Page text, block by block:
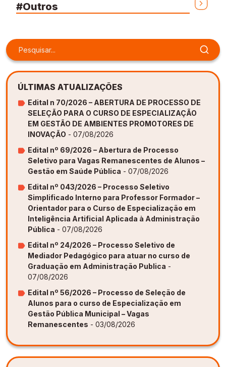
#Outros
ÚLTIMAS ATUALIZAÇÕES
Edital n 70/2026 – ABERTURA DE PROCESSO DE
SELEÇÃO PARA O CURSO DE ESPECIALIZAÇÃO
EM GESTÃO DE AMBIENTES PROMOTORES DE
INOVAÇÃO - 07/08/2026
Edital nº 69/2026 – Abertura de Processo
Seletivo para Vagas Remanescentes de Alunos –
Gestão em Saúde Pública - 07/08/2026
Edital nº 043/2026 – Processo Seletivo
Simplificado Interno para Professor Formador –
Orientador para o Curso de Especialização em
Inteligência Artificial Aplicada à Administração
Pública - 07/08/2026
Edital nº 24/2026 – Processo Seletivo de
Mediador Pedagógico para atuar no curso de
Graduação em Administração Publica -
07/08/2026
Edital nº 56/2026 – Processo de Seleção de
Alunos para o curso de Especialização em
Gestão Pública Municipal – Vagas
Remanescentes - 03/08/2026
Gestão de Ambientes Promotores de Inovação
Especialização em Gestão de Ambientes de
Aprendizagem [PDE]
Docência na Educação Infantil [DINF]
Gestão Escolar [GESC]
Gestão de Ambientes Promotores de Inovação
Especialização em Gestão de Ambientes de
Aprendizagem [PDE]
Docência na Educação Infantil [DINF]
Gestão Escolar [GESC]
Gestão de Ambientes Promotores de Inovação
Especialização em Gestão de Ambientes de
Aprendizagem [PDE]
Docência na Educação Infantil [DINF]
Gestão Escolar [GESC]
Gestão de Ambientes Promotores de Inovação
Especialização em Gestão de Ambientes de
Aprendizagem [PDE]
Docência na Educação Infantil [DINF]
Gestão Escolar [GESC]
Gestão de Ambientes Promotores de Inovação
Especialização em Gestão de Ambientes de
Aprendizagem [PDE]
Docência na Educação Infantil [DINF]
Gestão Escolar [GESC]